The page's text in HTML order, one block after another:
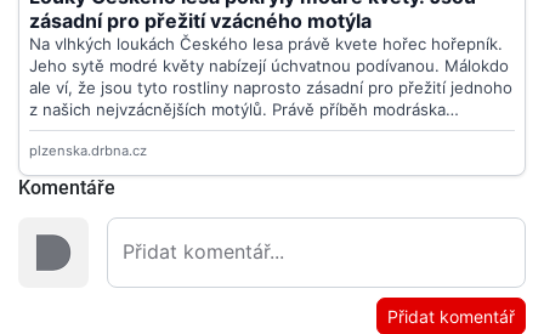
Komentáře
Přidat komentář